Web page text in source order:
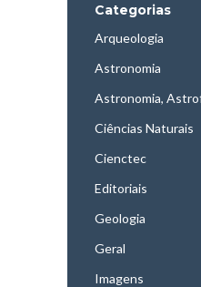
Categorias
Arqueologia
Astronomia
Astronomia,
Ciências Naturais
Cienctec
Editoriais
Geologia
Geral
Imagens